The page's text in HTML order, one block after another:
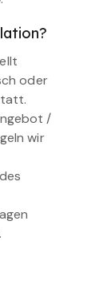
oder
/
wir